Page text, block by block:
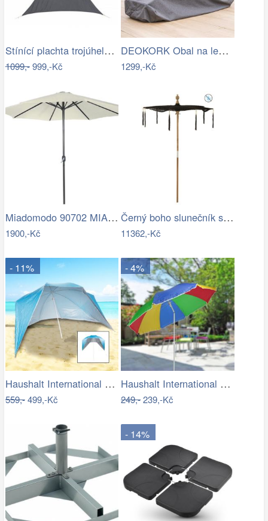
Stínící plachta trojúhelník 3*3*3 m šedá
1099,-999,-Kč
DEOKORK Obal na lehátko 235x90x60 cm
1299,-Kč
Miadomodo 90702 MIADOMODO Slunečník s…
1900,-Kč
Černý boho slunečník s dřevěnou tyčí a…
11362,-Kč
- 11%
Haushalt International Plážový…
559,-499,-Kč
- 4%
Haushalt International Slunečník duhový…
249,-239,-Kč
- 14%